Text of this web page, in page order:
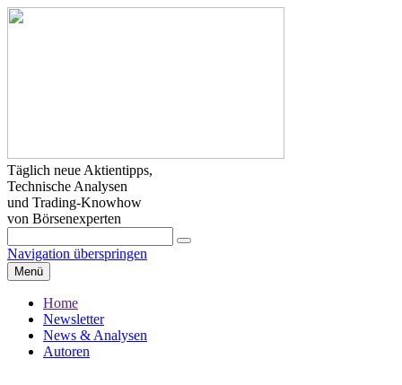
Täglich neue Aktientipps,
Technische Analysen
und Trading-Knowhow
von Börsenexperten
Navigation überspringen
Menü
Home
Newsletter
News & Analysen
Autoren